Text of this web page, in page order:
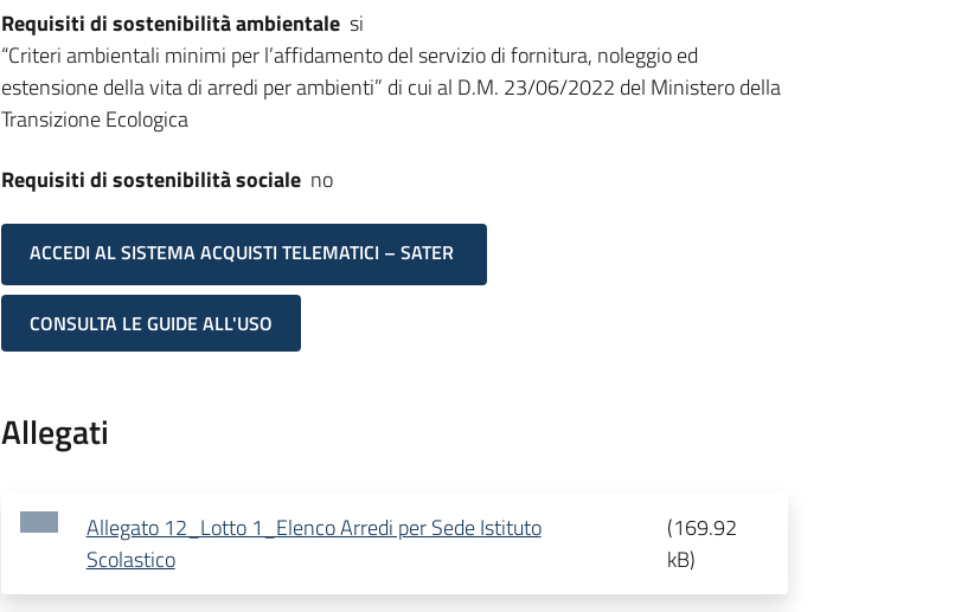
Requisiti di sostenibilità ambientale si
“Criteri ambientali minimi per l’affidamento del servizio di fornitura, noleggio ed
estensione della vita di arredi per ambienti” di cui al D.M. 23/06/2022 del Ministero della
Transizione Ecologica
Requisiti di sostenibilità sociale no
ACCEDI AL SISTEMA ACQUISTI TELEMATICI – SATER
CONSULTA LE GUIDE ALL'USO
Allegati
Allegato 12_Lotto 1_Elenco Arredi per Sede Istituto
Scolastico
(169.92
kB)